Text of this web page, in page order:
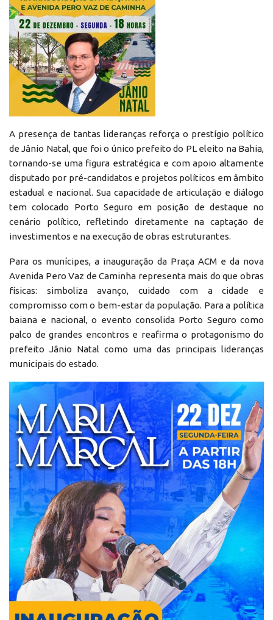
A presença de tantas lideranças reforça o prestígio político
de Jânio Natal, que foi o único prefeito do PL eleito na Bahia,
tornando-se uma figura estratégica e com apoio altamente
disputado por pré-candidatos e projetos políticos em âmbito
estadual e nacional. Sua capacidade de articulação e diálogo
tem colocado Porto Seguro em posição de destaque no
cenário político, refletindo diretamente na captação de
investimentos e na execução de obras estruturantes.
Para os munícipes, a inauguração da Praça ACM e da nova
Avenida Pero Vaz de Caminha representa mais do que obras
físicas: simboliza avanço, cuidado com a cidade e
compromisso com o bem-estar da população. Para a política
baiana e nacional, o evento consolida Porto Seguro como
palco de grandes encontros e reafirma o protagonismo do
prefeito Jânio Natal como uma das principais lideranças
municipais do estado.